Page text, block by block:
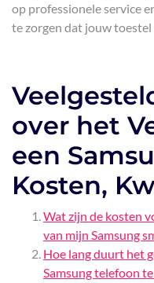
op professionele service
te zorgen dat jouw
over het
een
Kosten,
Wat zijn de kosten
van mijn Samsung
Hoe lang duurt het
Samsung telefoon